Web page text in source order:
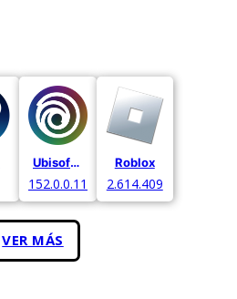
VER MÁS
Ubisoft Connect
152.0.0.11052
Roblox
2.614.409